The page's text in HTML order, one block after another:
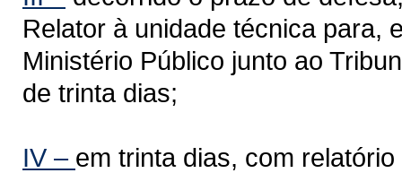
Relator à unidade técnica para,
Ministério Público junto ao
de trinta dias;
IV – em trinta dias, com